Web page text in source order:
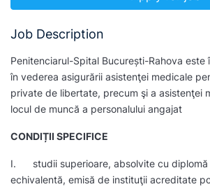
Job Description
Penitenciarul-Spital București-Rahova este
în vederea asigurării asistenţei medicale
private de libertate, precum şi a asistenţei
locul de muncă a personalului angajat
CONDIȚII SPECIFICE
I. studii superioare, absolvite cu diplomă
echivalentă, emisă de instituţii acreditate